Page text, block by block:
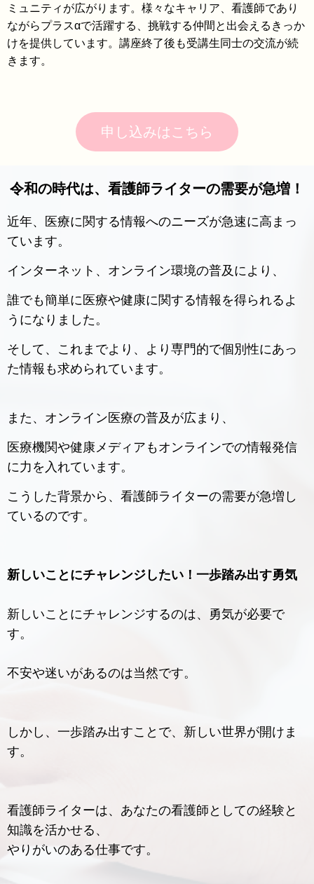
ミュニティが広がります。様々なキャリア、看護師であり
ながらプラスαで活躍する、挑戦する仲間と出会えるきっか
けを提供しています。講座終了後も受講生同士の交流が続
きます。
申し込みはこちら
令和の時代は、看護師ライターの需要が急増！
近年、医療に関する情報へのニーズが急速に高まっ
ています。
インターネット、オンライン環境の普及により、
誰でも簡単に医療や健康に関する情報を得られるよ
うになりました。
そして、これまでより、より専門的で個別性にあっ
た情報も求められています。
また、オンライン医療の普及が広まり、
医療機関や健康メディアもオンラインでの情報発信
に力を入れています。
こうした背景から、看護師ライターの需要が急増し
ているのです。
新しいことにチャレンジしたい！一歩踏み出す勇気
新しいことにチャレンジするのは、勇気が必要で
す。
不安や迷いがあるのは当然です。
しかし、一歩踏み出すことで、新しい世界が開けま
す。
看護師ライターは、あなたの看護師としての経験と
知識を活かせる、
やりがいのある仕事です。